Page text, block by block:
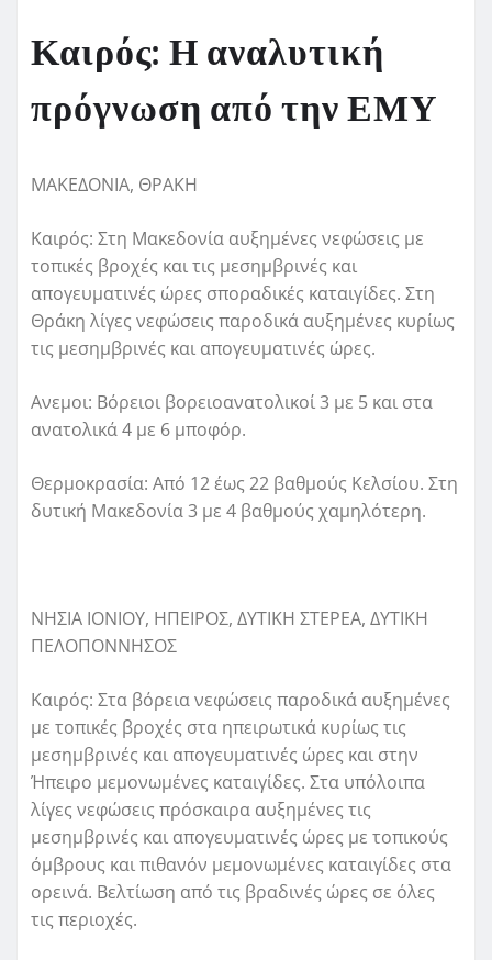
Καιρός: Η αναλυτική
πρόγνωση από την ΕΜΥ
ΜΑΚΕΔΟΝΙΑ, ΘΡΑΚΗ
Καιρός: Στη Μακεδονία αυξημένες νεφώσεις με
τοπικές βροχές και τις μεσημβρινές και
απογευματινές ώρες σποραδικές καταιγίδες. Στη
Θράκη λίγες νεφώσεις παροδικά αυξημένες κυρίως
τις μεσημβρινές και απογευματινές ώρες.
Ανεμοι: Βόρειοι βορειοανατολικοί 3 με 5 και στα
ανατολικά 4 με 6 μποφόρ.
Θερμοκρασία: Από 12 έως 22 βαθμούς Κελσίου. Στη
δυτική Μακεδονία 3 με 4 βαθμούς χαμηλότερη.
ΝΗΣΙΑ ΙΟΝΙΟΥ, ΗΠΕΙΡΟΣ, ΔΥΤΙΚΗ ΣΤΕΡΕΑ, ΔΥΤΙΚΗ
ΠΕΛΟΠΟΝΝΗΣΟΣ
Καιρός: Στα βόρεια νεφώσεις παροδικά αυξημένες
με τοπικές βροχές στα ηπειρωτικά κυρίως τις
μεσημβρινές και απογευματινές ώρες και στην
Ήπειρο μεμονωμένες καταιγίδες. Στα υπόλοιπα
λίγες νεφώσεις πρόσκαιρα αυξημένες τις
μεσημβρινές και απογευματινές ώρες με τοπικούς
όμβρους και πιθανόν μεμονωμένες καταιγίδες στα
ορεινά. Βελτίωση από τις βραδινές ώρες σε όλες
τις περιοχές.